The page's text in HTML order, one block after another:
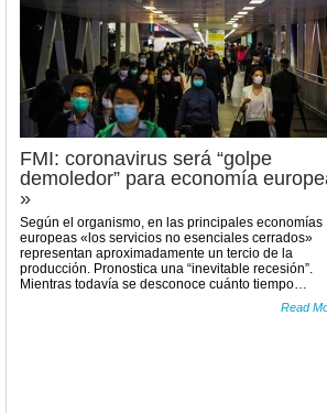
FMI: coronavirus será “golpe
demoledor” para economía
»
Según el organismo, en las principales economías
europeas «los servicios no esenciales cerrados»
representan aproximadamente un tercio de la
producción. Pronostica una “inevitable recesión”.
Mientras todavía se desconoce cuánto tiempo…
Read